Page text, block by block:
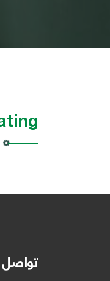
تواصل